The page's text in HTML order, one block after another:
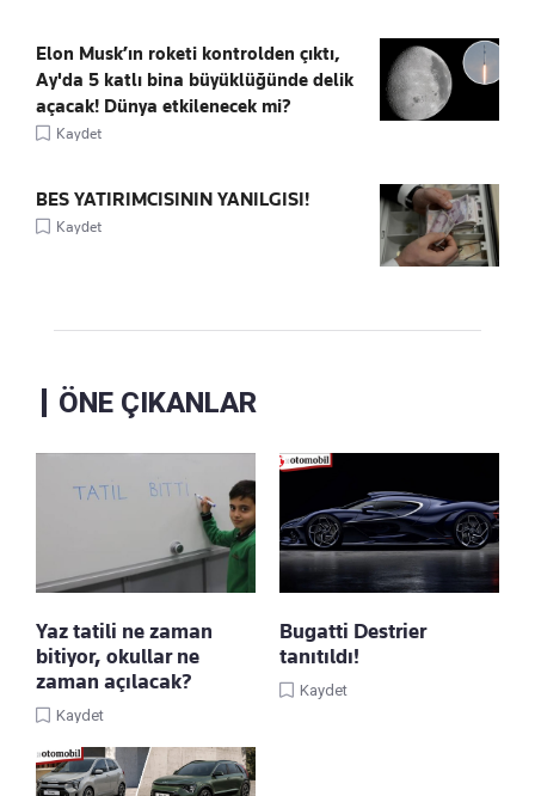
Elon Musk’ın roketi kontrolden çıktı,
Ay'da 5 katlı bina büyüklüğünde delik
açacak! Dünya etkilenecek mi?
Kaydet
BES YATIRIMCISININ YANILGISI!
Kaydet
ÖNE ÇIKANLAR
Yaz tatili ne zaman
bitiyor, okullar ne
zaman açılacak?
Kaydet
Bugatti Destrier
tanıtıldı!
Kaydet